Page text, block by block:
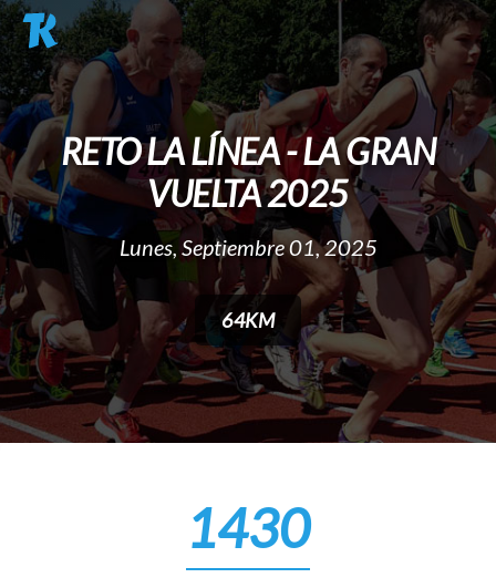
Pasar al contenido principal
RETO LA LÍNEA - LA GRAN
VUELTA 2025
Lunes, Septiembre 01, 2025
64KM
1430